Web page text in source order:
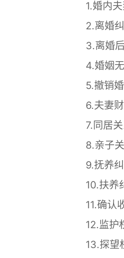
1.婚内夫
2.离婚纠
3.离婚后
4.婚姻无
5.撤销婚
6.夫妻财
7.同居关
8.亲子关
9.抚养纠
10.扶养纠
11.确认收
12.监护权
13.探望权